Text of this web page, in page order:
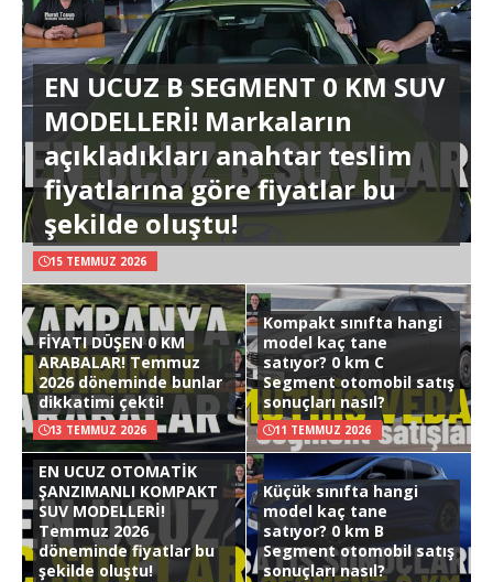
EN UCUZ B SEGMENT 0 KM SUV
MODELLERİ! Markaların
açıkladıkları anahtar teslim
fiyatlarına göre fiyatlar bu
şekilde oluştu!
15 TEMMUZ 2026
FİYATI DÜŞEN 0 KM
ARABALAR! Temmuz
2026 döneminde bunlar
dikkatimi çekti!
13 TEMMUZ 2026
Kompakt sınıfta hangi
model kaç tane
satıyor? 0 km C
Segment otomobil satış
sonuçları nasıl?
11 TEMMUZ 2026
EN UCUZ OTOMATİK
ŞANZIMANLI KOMPAKT
SUV MODELLERİ!
Temmuz 2026
döneminde fiyatlar bu
şekilde oluştu!
Küçük sınıfta hangi
model kaç tane
satıyor? 0 km B
Segment otomobil satış
sonuçları nasıl?